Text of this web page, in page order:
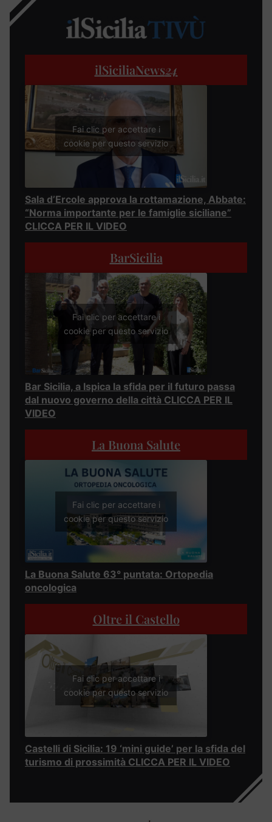
ilSiciliaNews24
Fai clic per accettare i
cookie per questo servizio
Sala d’Ercole approva la rottamazione, Abbate:
“Norma importante per le famiglie siciliane”
CLICCA PER IL VIDEO
BarSicilia
Fai clic per accettare i
cookie per questo servizio
Bar Sicilia, a Ispica la sfida per il futuro passa
dal nuovo governo della città CLICCA PER IL
VIDEO
La Buona Salute
Fai clic per accettare i
cookie per questo servizio
La Buona Salute 63° puntata: Ortopedia
oncologica
Oltre il Castello
Fai clic per accettare i
cookie per questo servizio
Castelli di Sicilia: 19 ‘mini guide’ per la sfida del
turismo di prossimità CLICCA PER IL VIDEO